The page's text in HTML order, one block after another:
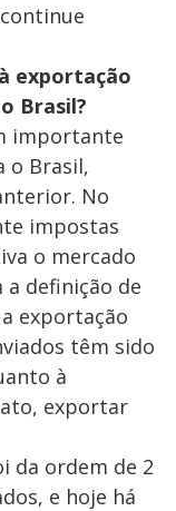
exportação
Brasil?
importante
o Brasil,
No
impostas
o mercado
definição de
exportação
têm sido
à
exportar
da ordem de 2
e hoje há